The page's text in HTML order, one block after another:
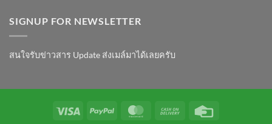
SIGNUP FOR NEWSLETTER
สนใจรับข่าวสาร Update ส่งเมล์มาได้เลยครับ
Visa PayPal MasterCardCash